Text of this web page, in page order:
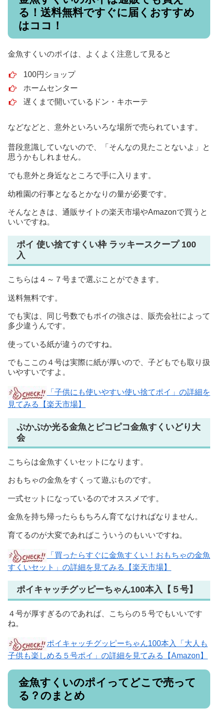
る！送料無料ですぐに届くおすすめ
はココ！
金魚すくいのポイは、よくよく注意して見ると
100円ショップ
ホームセンター
遅くまで開いているドン・キホーテ
などなどと、意外といろいろな場所で売られています。
普段意識していないので、「そんなの見たことないよ」と
思うかもしれません。
でも意外と身近なところで手に入ります。
幼稚園の行事となるとかなりの量が必要です。
そんなときは、通販サイトの楽天市場やAmazonで買うと
いいですね。
ポイ 使い捨てすくい枠 ラッキースクープ 100
入
こちらは４～７号まで選ぶことができます。
送料無料です。
でも実は、同じ号数でもポイの強さは、販売会社によって
多少違うんです。
使っている紙が違うのですね。
でもここの４号は実際に紙が厚いので、子どもでも取り扱
いやすいですよ。
「子供にも使いやすい使い捨てポイ」の詳細を
見てみる【楽天市場】
ぷかぷか光る金魚とピコピコ金魚すくいどり大
会
こちらは金魚すくいセットになります。
おもちゃの金魚をすくって遊ぶものです。
一式セットになっているのでオススメです。
金魚を持ち帰ったらもちろん育てなければなりません。
育てるのが大変であればこういうのもいいですね。
「買ったらすぐに金魚すくい！おもちゃの金魚
すくいセット」の詳細を見てみる【楽天市場】
ポイキャッチグッピーちゃん100本入【５号】
４号が厚すぎるのであれば、こちらの５号でもいいです
ね。
ポイキャッチグッピーちゃん100本入「大人も
子供も楽しめる５号ポイ」の詳細を見てみる【Amazon】
金魚すくいのポイってどこで売って
る？のまとめ